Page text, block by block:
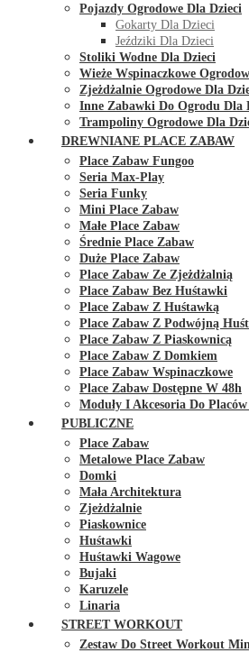
Pojazdy Ogrodowe Dla Dzieci
Gokarty Dla Dzieci
Jeździki Dla Dzieci
Stoliki Wodne Dla Dzieci
Wieże Wspinaczkowe
Zjeżdżalnie Ogrodowe Dla
Inne Zabawki Do Ogrodu Dla
Trampoliny Ogrodowe Dla
DREWNIANE PLACE ZABAW
Place Zabaw Fungoo
Seria Max-Play
Seria Funky
Mini Place Zabaw
Małe Place Zabaw
Średnie Place Zabaw
Duże Place Zabaw
Place Zabaw Ze Zjeżdżalnią
Place Zabaw Bez Huśtawki
Place Zabaw Z Huśtawką
Place Zabaw Z Podwójną
Place Zabaw Z Piaskownicą
Place Zabaw Z Domkiem
Place Zabaw Wspinaczkowe
Place Zabaw Dostępne W 48h
Moduły I Akcesoria Do
PUBLICZNE
Place Zabaw
Metalowe Place Zabaw
Domki
Mała Architektura
Zjeżdżalnie
Piaskownice
Huśtawki
Huśtawki Wagowe
Bujaki
Karuzele
Linaria
STREET WORKOUT
Zestaw Do Street Workout